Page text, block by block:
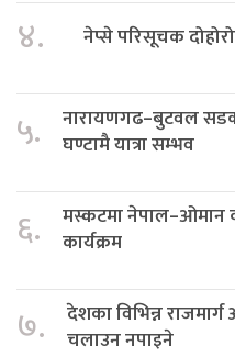
४. नेप्से परिसूचक
५.
नारायणगढ–बुटवल
घण्टामै यात्रा सम्भव
६.
मस्कटमा नेपाल–ओमान
कार्यक्रम
७.
देशका विभिन्न
चलाउन नपाइने